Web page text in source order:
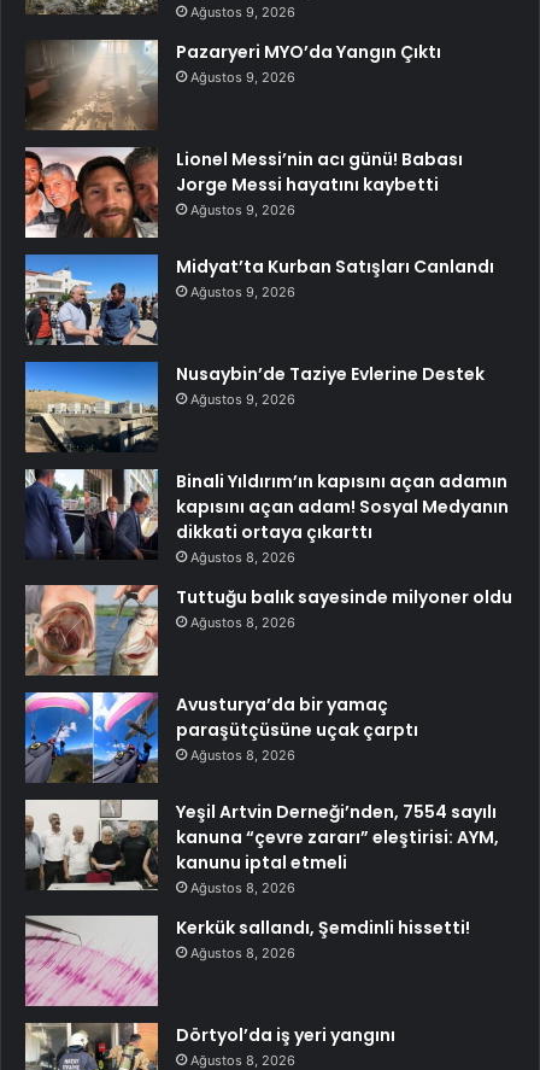
Ağustos 9, 2026
Pazaryeri MYO’da Yangın Çıktı
Ağustos 9, 2026
Lionel Messi’nin acı günü! Babası
Jorge Messi hayatını kaybetti
Ağustos 9, 2026
Midyat’ta Kurban Satışları Canlandı
Ağustos 9, 2026
Nusaybin’de Taziye Evlerine Destek
Ağustos 9, 2026
Binali Yıldırım’ın kapısını açan adamın
kapısını açan adam! Sosyal Medyanın
dikkati ortaya çıkarttı
Ağustos 8, 2026
Tuttuğu balık sayesinde milyoner oldu
Ağustos 8, 2026
Avusturya’da bir yamaç
paraşütçüsüne uçak çarptı
Ağustos 8, 2026
Yeşil Artvin Derneği’nden, 7554 sayılı
kanuna “çevre zararı” eleştirisi: AYM,
kanunu iptal etmeli
Ağustos 8, 2026
Kerkük sallandı, Şemdinli hissetti!
Ağustos 8, 2026
Dörtyol’da iş yeri yangını
Ağustos 8, 2026